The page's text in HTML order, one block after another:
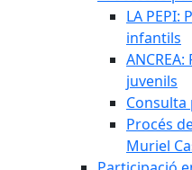
LA
infantils
juvenils
Consulta
Procés
Muriel